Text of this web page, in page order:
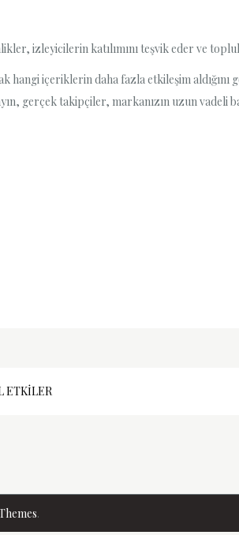
izleyicilerin katılımını teşvik eder ve
hangi içeriklerin daha fazla etkileşim
gerçek takipçiler, markanızın uzun vadeli
ETKILER
.